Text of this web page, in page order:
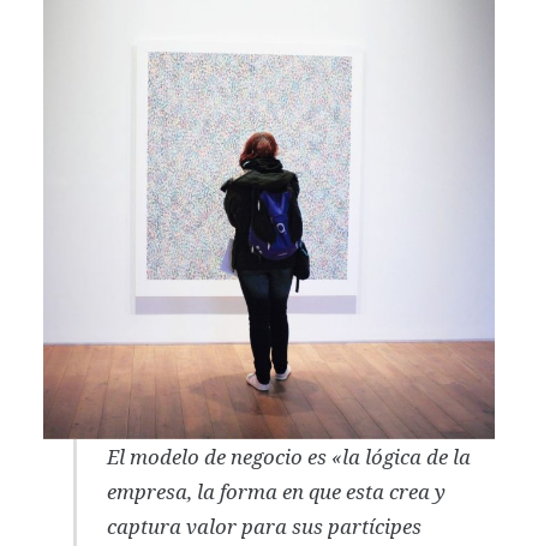
El modelo de negocio es «la lógica de la
empresa, la forma en que esta crea y
captura valor para sus partícipes